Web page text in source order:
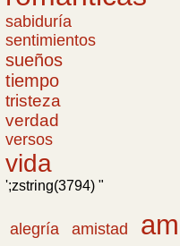
sabiduría
sentimientos
sueños
tiempo
tristeza
verdad
versos
vida
';zstring(3794) "
alegría amistad